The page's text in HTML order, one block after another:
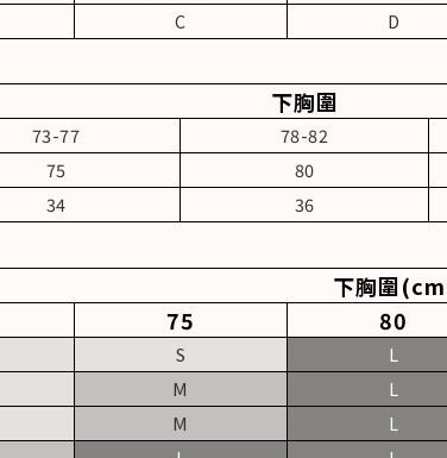
C D
下胸圍
73-77 78-82
75 80
34 36
下胸圍
75 80
S L
M L
M L